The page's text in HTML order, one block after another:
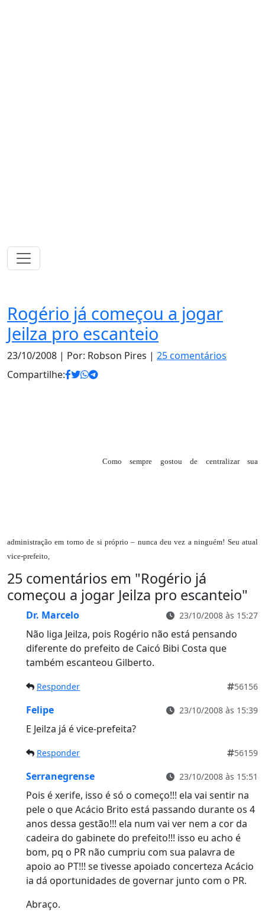
Rogério já começou a jogar
Jeilza pro escanteio
23/10/2008 | Por: Robson Pires | 25 comentários
Compartilhe:
Como sempre gostou de centralizar sua
administração em torno de si próprio – nunca deu vez a ninguém! Seu atual
vice-prefeito,
25 comentários em "Rogério já
começou a jogar Jeilza pro escanteio"
Dr. Marcelo 23/10/2008 às 15:27
Não liga Jeilza, pois Rogério não está pensando
diferente do prefeito de Caicó Bibi Costa que
também escanteou Gilberto.
Responder 56156
Felipe 23/10/2008 às 15:39
E Jeilza já é vice-prefeita?
Responder 56159
Serranegrense 23/10/2008 às 15:51
Pois é xerife, isso é só o começo!!! ela vai sentir na
pele o que Acácio Brito está passando durante os 4
anos dessa gestão!!! ela num vai ver nem a cor da
cadeira do gabinete do prefeito!!! isso eu acho é
bom, pq o PR não cumpriu com sua palavra de
apoio ao PT!!! se tivesse apoiado concerteza Acácio
ia dá oportunidades de governar junto com o PR.
Abraço.